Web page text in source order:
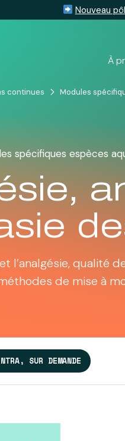
Nouveau
À
continues Modules
spécifiques espèces
l’analgésie, qualité
de mise à
SUR DEMANDE